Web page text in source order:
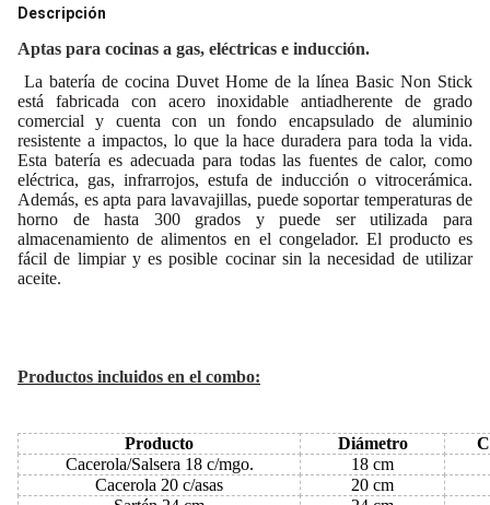
Descripción
Aptas para cocinas a gas, eléctricas e inducción.
La batería de cocina Duvet Home de la línea Basic Non Stick
está fabricada con acero inoxidable antiadherente de grado
comercial y cuenta con un fondo encapsulado de aluminio
resistente a impactos, lo que la hace duradera para toda la vida.
Esta batería es adecuada para todas las fuentes de calor, como
eléctrica, gas, infrarrojos, estufa de inducción o vitrocerámica.
Además, es apta para lavavajillas, puede soportar temperaturas de
horno de hasta 300 grados y puede ser utilizada para
almacenamiento de alimentos en el congelador. El producto es
fácil de limpiar y es posible cocinar sin la necesidad de utilizar
aceite.
Productos incluidos en el combo:
Producto Diámetro
Cacerola/Salsera 18 c/mgo.
18 cm
Cacerola 20 c/asas
20 cm